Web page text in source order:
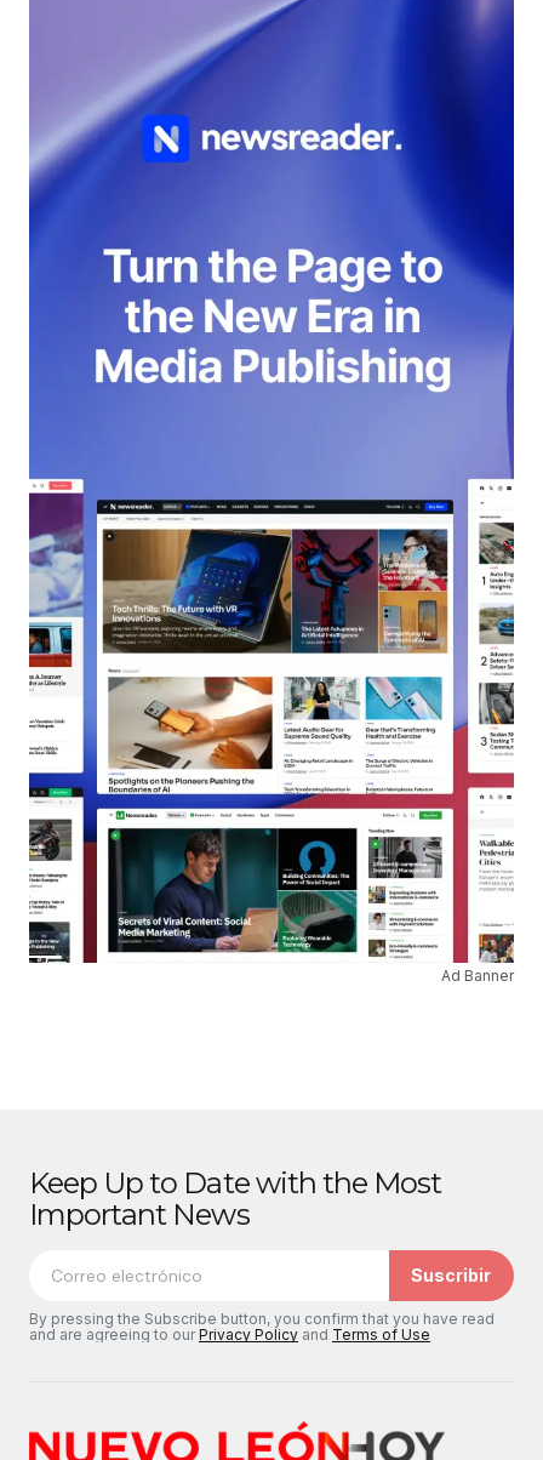
Ad Banner
Keep Up to Date with the Most
Important News
Suscribir
By pressing the Subscribe button, you confirm that you have read
and are agreeing to ourPrivacy Policy and Terms of Use